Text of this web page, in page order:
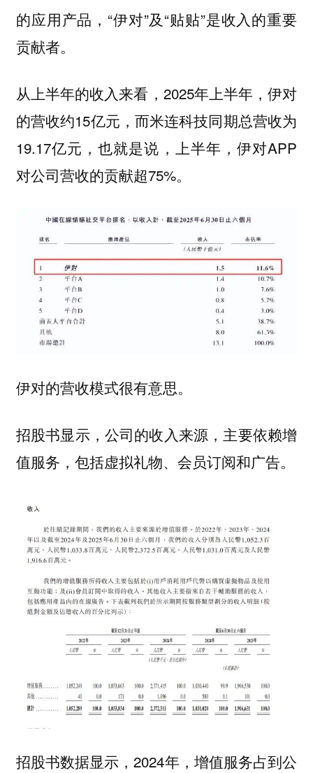
的应用产品，“伊对”及“贴贴”是收入的重要
贡献者。
从上半年的收入来看，2025年上半年，伊对
的营收约15亿元，而米连科技同期总营收为
19.17亿元，也就是说，上半年，伊对APP
对公司营收的贡献超75%。
伊对的营收模式很有意思。
招股书显示，公司的收入来源，主要依赖增
值服务，包括虚拟礼物、会员订阅和广告。
招股书数据显示，2024年，增值服务占到公